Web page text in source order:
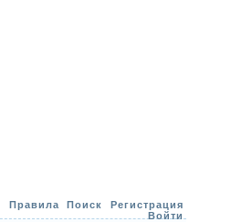
Правила Поиск
Регистрация
Войти